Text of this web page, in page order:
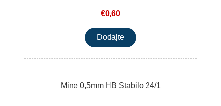
€0,60
Mine 0,5mm HB Stabilo 24/1